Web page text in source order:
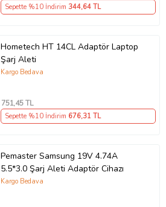
Sepette %10 İndirim 344,64 TL
Hometech HT 14CL Adaptör Laptop
Şarj Aleti
Kargo Bedava
751,45 TL
Sepette %10 İndirim 676,31 TL
Pemaster Samsung 19V 4.74A
5.5*3.0 Şarj Aleti Adaptör Cihazı
Kargo Bedava